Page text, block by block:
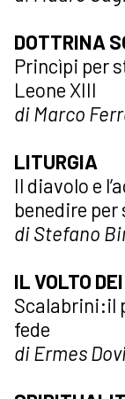
DOTTRINA
Princìpi per
Leone XIII
di Marco
LITURGIA
Il diavolo e
benedire per
di Stefano
IL VOLTO
Scalabrini:il
fede
di Ermes